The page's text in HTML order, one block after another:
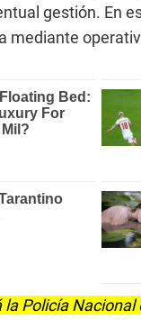
gestión. En
mediante
la Policía